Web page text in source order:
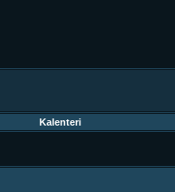
Kalenteri